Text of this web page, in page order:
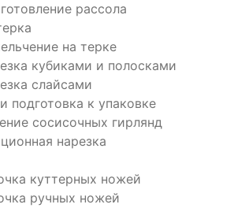
рассола
на терке
кубиками и полосками
слайсами
подготовка к упаковке
сосисочных гирлянд
нарезка
куттерных ножей
ручных ножей